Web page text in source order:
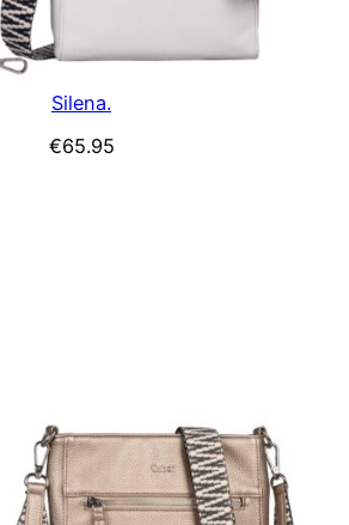
Silena.
€65.95